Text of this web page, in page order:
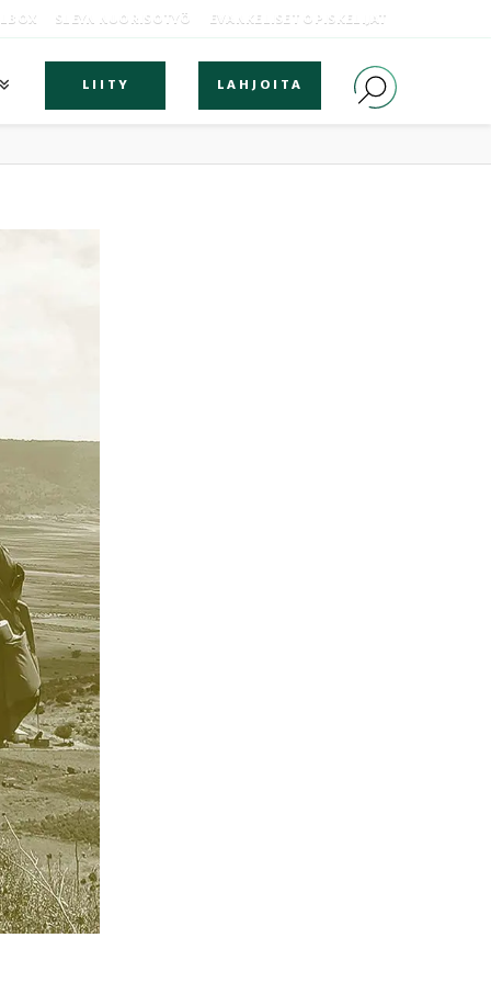
SLEYN NUORISOTYÖ EVANKELISET OPISKELIJAT
LIITY LAHJOITA